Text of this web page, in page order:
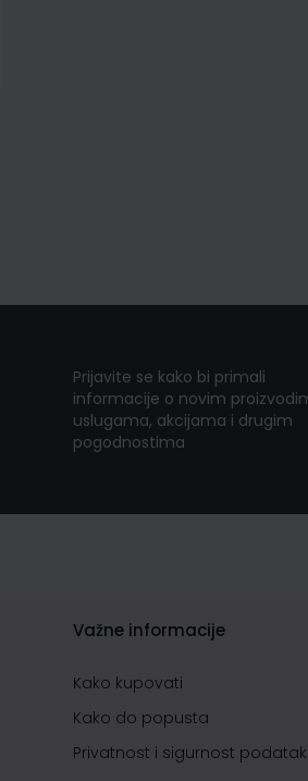
Prijavite se kako bi primali
informacije o novim
uslugama, akcijama i drugim
pogodnostima
Važne informacije
Kako kupovati
Kako do popusta
Privatnost i sigurnost